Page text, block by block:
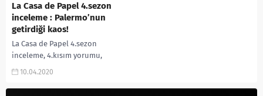
La Casa de Papel 4.sezon
inceleme : Palermo’nun
getirdiği kaos!
La Casa de Papel 4.sezon
inceleme, 4.kısım yorumu,
konusu, eleştirisi, neler oldu,
merak ettiğiniz soruların...
10.04.2020